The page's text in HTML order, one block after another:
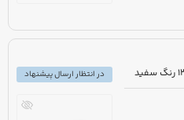
در انتظار ارسال پیشنهاد